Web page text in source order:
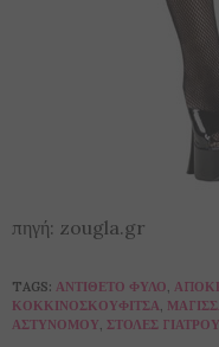
πηγή: zougla.gr
TAGS: ΑΝΤΊΘΕΤΟ ΦΎΛΟ,
ΚΟΚΚΙΝΟΣΚΟΥΦΊΤΣΑ,
ΑΣΤΥΝΌΜΟΥ, ΣΤΟΛΈΣ ΓΙΑΤΡΟΎ